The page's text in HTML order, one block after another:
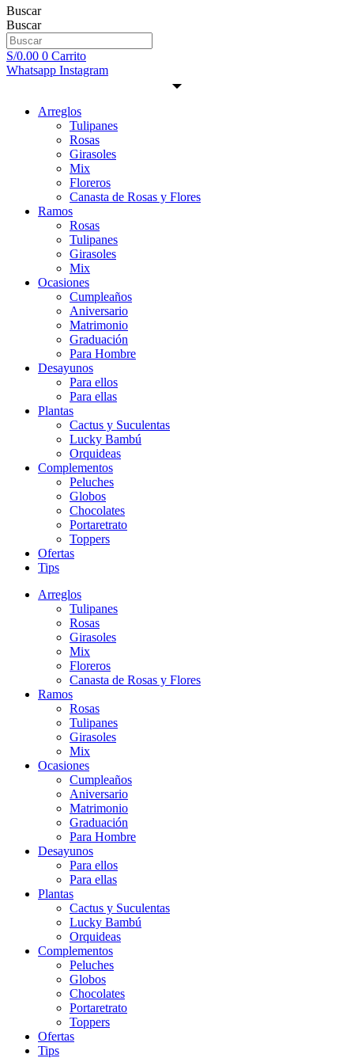
Buscar
Buscar
S/0.00 0 Carrito
Whatsapp Instagram
Arreglos
Tulipanes
Rosas
Girasoles
Mix
Floreros
Canasta de Rosas y Flores
Ramos
Rosas
Tulipanes
Girasoles
Mix
Ocasiones
Cumpleaños
Aniversario
Matrimonio
Graduación
Para Hombre
Desayunos
Para ellos
Para ellas
Plantas
Cactus y Suculentas
Lucky Bambú
Orquideas
Complementos
Peluches
Globos
Chocolates
Portaretrato
Toppers
Ofertas
Tips
Arreglos
Tulipanes
Rosas
Girasoles
Mix
Floreros
Canasta de Rosas y Flores
Ramos
Rosas
Tulipanes
Girasoles
Mix
Ocasiones
Cumpleaños
Aniversario
Matrimonio
Graduación
Para Hombre
Desayunos
Para ellos
Para ellas
Plantas
Cactus y Suculentas
Lucky Bambú
Orquideas
Complementos
Peluches
Globos
Chocolates
Portaretrato
Toppers
Ofertas
Tips